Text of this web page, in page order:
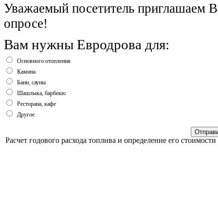
Уважаемый посетитель приглашаем
опросе!
Вам нужны Евродрова для:
Основного отопления
Камина
Бани, сауны
Шашлыка, барбекю
Ресторана, кафе
Другое
Расчет годового расхода топлива и определение его